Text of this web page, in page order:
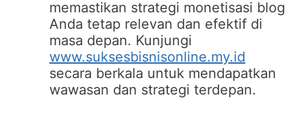
memastikan strategi monetisasi blog
Anda tetap relevan dan efektif di
masa depan. Kunjungi
www.suksesbisnisonline.my.id
secara berkala untuk mendapatkan
wawasan dan strategi terdepan.